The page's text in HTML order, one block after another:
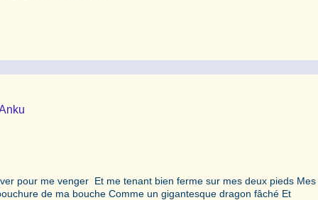
pour me venger Et me tenant bien ferme sur mes deux pieds Mes
de ma bouche Comme un gigantesque dragon fâché Et